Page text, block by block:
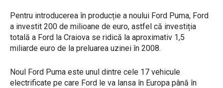
Pentru introducerea în producție a noului Ford Puma, Ford
a investit 200 de milioane de euro, astfel că investiția
totală a Ford la Craiova se ridică la aproximativ 1,5
miliarde euro de la preluarea uzinei în 2008.
Noul Ford Puma este unul dintre cele 17 vehicule
electrificate pe care Ford le va lansa în Europa până în